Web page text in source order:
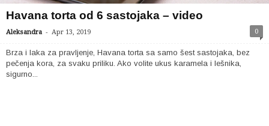
Havana torta od 6 sastojaka – video
Aleksandra - Apr 13, 2019 0
Brza i laka za pravljenje, Havana torta sa samo šest sastojaka, bez
pečenja kora, za svaku priliku. Ako volite ukus karamela i lešnika,
sigurno...